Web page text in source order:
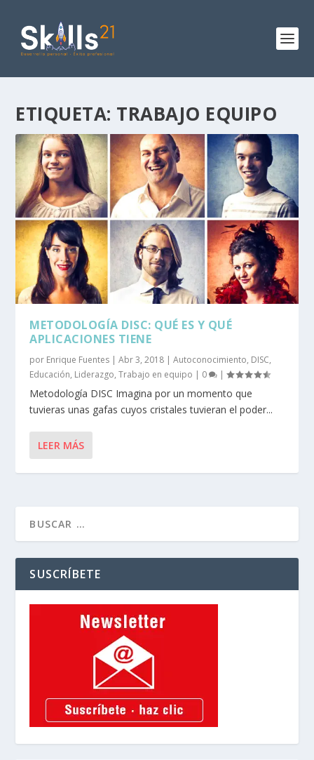
ETIQUETA: TRABAJO EQUIPO
METODOLOGÍA DISC: QUÉ ES Y QUÉ
APLICACIONES TIENE
por Enrique Fuentes |Abr 3, 2018 |Autoconocimiento, DISC,
Educación, Liderazgo,Trabajo en equipo | 0 |
Metodología DISC Imagina por un momento que
tuvieras unas gafas cuyos cristales tuvieran el poder...
LEER MÁS
SUSCRÍBETE